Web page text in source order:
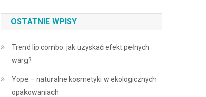
OSTATNIE WPISY
Trend lip combo: jak uzyskać efekt pełnych
warg?
Yope – naturalne kosmetyki w ekologicznych
opakowaniach